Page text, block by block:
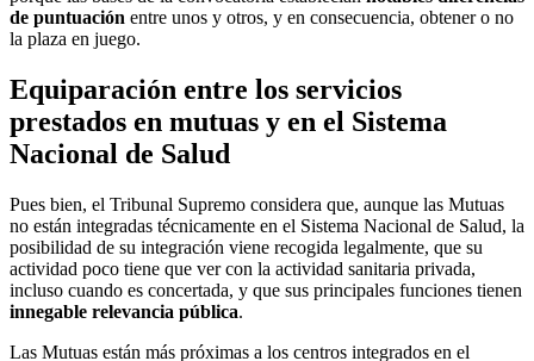
de puntuación entre unos y otros, y en consecuencia, obtener o no
la plaza en juego.
Equiparación entre los servicios
prestados en mutuas y en el Sistema
Nacional de Salud
Pues bien, el Tribunal Supremo considera que, aunque las Mutuas
no están integradas técnicamente en el Sistema Nacional de Salud, la
posibilidad de su integración viene recogida legalmente, que su
actividad poco tiene que ver con la actividad sanitaria privada,
incluso cuando es concertada, y que sus principales funciones tienen
innegable relevancia pública.
Las Mutuas están más próximas a los centros integrados en el